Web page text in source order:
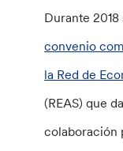
Durante
convenio
la Red de
(REAS) que
colaboración